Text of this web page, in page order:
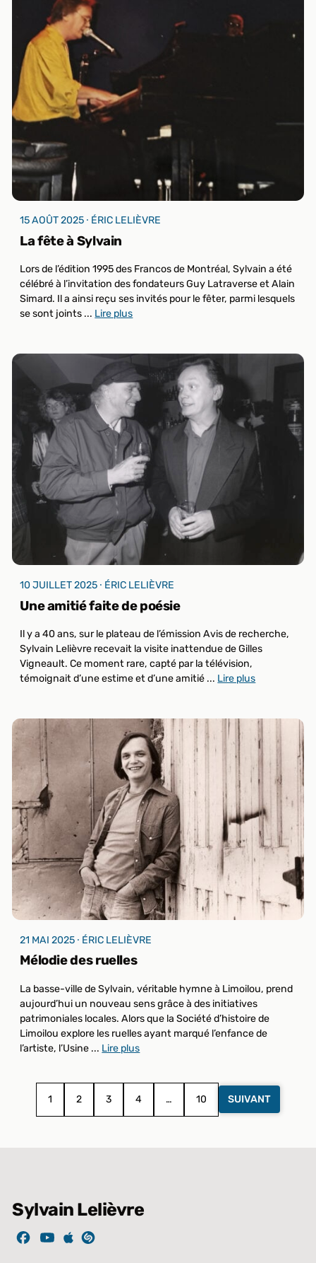
La fête à Sylvain
15 AOÛT 2025 ⸱ ÉRIC LELIÈVRE
Lors de l’édition 1995 des Francos de Montréal, Sylvain a été
célébré à l’invitation des fondateurs Guy Latraverse et Alain
Simard. Il a ainsi reçu ses invités pour le fêter, parmi lesquels
se sont joints ... Lire plus
Une amitié faite de poésie
10 JUILLET 2025 ⸱ ÉRIC LELIÈVRE
Il y a 40 ans, sur le plateau de l’émission Avis de recherche,
Sylvain Lelièvre recevait la visite inattendue de Gilles
Vigneault. Ce moment rare, capté par la télévision,
témoignait d’une estime et d’une amitié ... Lire plus
Mélodie des ruelles
21 MAI 2025 ⸱ ÉRIC LELIÈVRE
La basse-ville de Sylvain, véritable hymne à Limoilou, prend
aujourd’hui un nouveau sens grâce à des initiatives
patrimoniales locales. Alors que la Société d’histoire de
Limoilou explore les ruelles ayant marqué l’enfance de
l’artiste, l’Usine ... Lire plus
1 2 3 4 … 10 SUIVANT
Sylvain Lelièvre